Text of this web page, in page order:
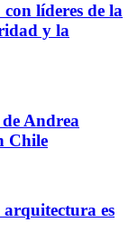
líderes de la
y la
Andrea
Chile
arquitectura es